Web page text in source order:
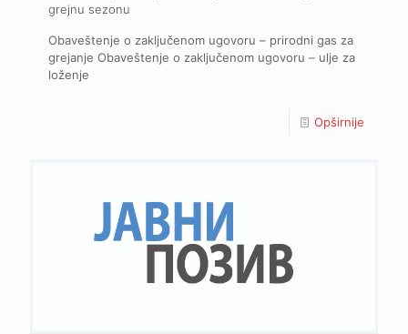
grejnu sezonu
Obaveštenje o zaključenom ugovoru – prirodni gas za
grejanje Obaveštenje o zaključenom ugovoru – ulje za
loženje
Opširnije